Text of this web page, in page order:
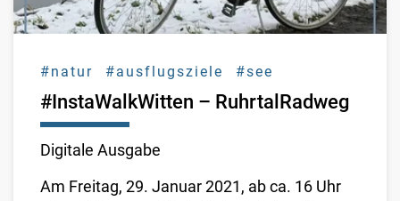
#natur #ausflugsziele #see
#InstaWalkWitten – RuhrtalRadweg
Digitale Ausgabe
Am Freitag, 29. Januar 2021, ab ca. 16 Uhr